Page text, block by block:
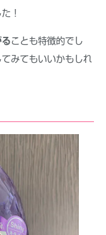
！
ことも特徴的でし
みてもいいかもしれ